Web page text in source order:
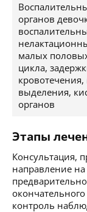
органов
малых
цикла,
выделения,
органов
Этапы
Консультация,
направление
контроль